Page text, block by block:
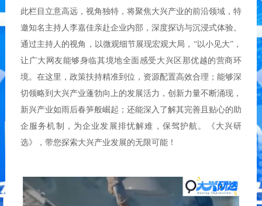
此栏目立意高远，视角独特，将聚焦大兴产业的前沿领域，特
邀知名主持人李嘉佳亲赴企业内部，深度探访与沉浸式体验。
通过主持人的视角，以微观细节展现宏观大局，“以小见大”，
让广大网友能够身临其境地全面感受大兴区那优越的营商环
境。在这里，政策扶持精准到位，资源配置高效合理；能够深
切领略到大兴产业蓬勃向上的发展活力，创新力量不断涌现，
新兴产业如雨后春笋般崛起；还能深入了解其完善且贴心的助
企服务机制，为企业发展排忧解难，保驾护航。《大兴研
选》，带您探索大兴产业发展的无限可能！